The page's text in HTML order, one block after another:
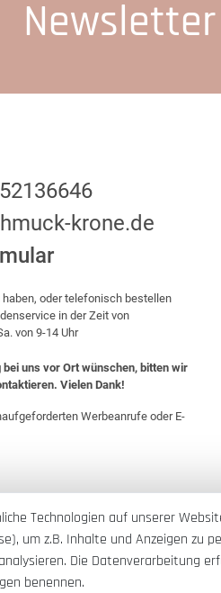
Newsletter
krone.de
oder telefonisch bestellen
in der Zeit von
von 9-14 Uhr
uns vor Ort wünschen, bitten wir
Vielen Dank!
Werbeanrufe oder E-
Technologien auf unserer
um z.B. Inhalte und Anzeigen zu
Die Datenverarbeitung
benennen.